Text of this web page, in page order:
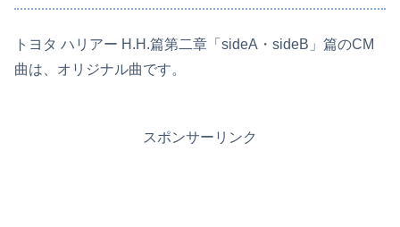
トヨタ ハリアー H.H.篇第二章「sideA・sideB」篇のCM
曲は、オリジナル曲です。
スポンサーリンク